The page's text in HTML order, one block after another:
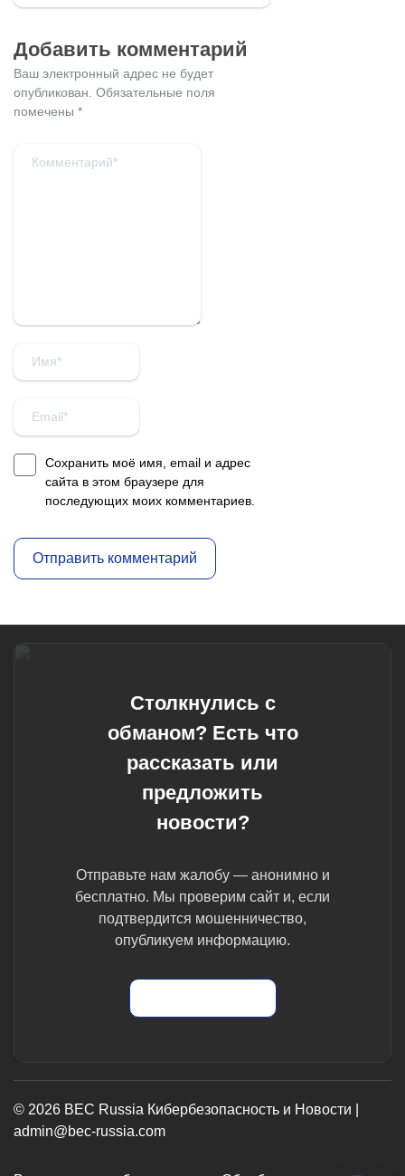
Добавить комментарий
Ваш электронный адрес не будет
опубликован. Обязательные поля
помечены *
Сохранить моё имя, email и адрес
сайта в этом браузере для
последующих моих комментариев.
Столкнулись с
обманом? Есть что
рассказать или
предложить
новости?
Отправьте нам жалобу — анонимно и
бесплатно. Мы проверим сайт и, если
подтвердится мошенничество,
опубликуем информацию.
© 2026 BEC Russia Кибербезопасность и Новости |
admin@bec-russia.com